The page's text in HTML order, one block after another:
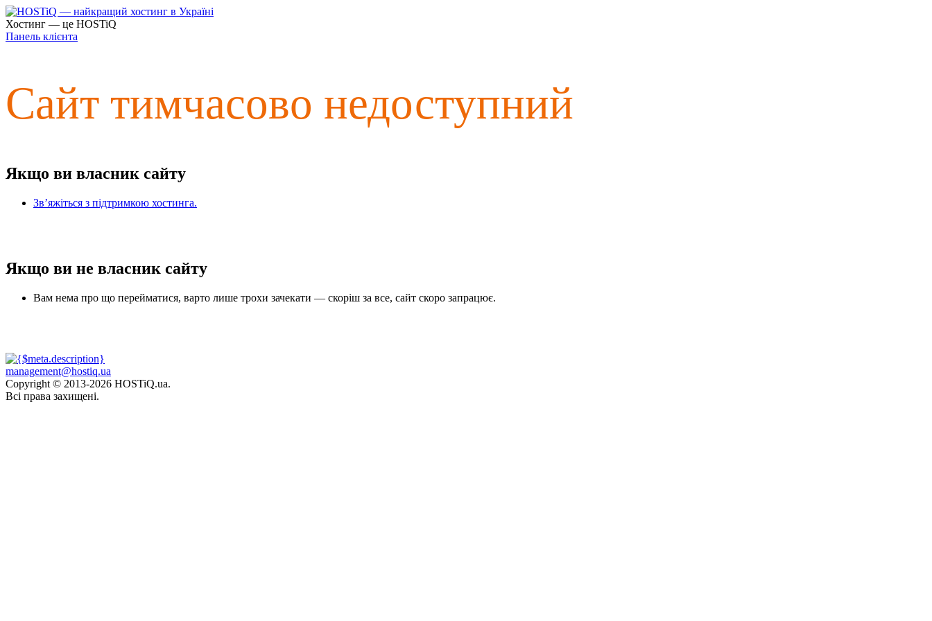
Хостинг — це HOSTiQ
Панель клієнта
Сайт тимчасово недоступний
Якщо ви власник сайту
Зв’яжіться з підтримкою хостинга.
Якщо ви не власник сайту
Вам нема про що перейматися, варто лише трохи зачекати — скоріш за все, сайт скоро запрацює.
management@hostiq.ua
Copyright © 2013-2026 HOSTiQ.ua.
Всі права захищені.